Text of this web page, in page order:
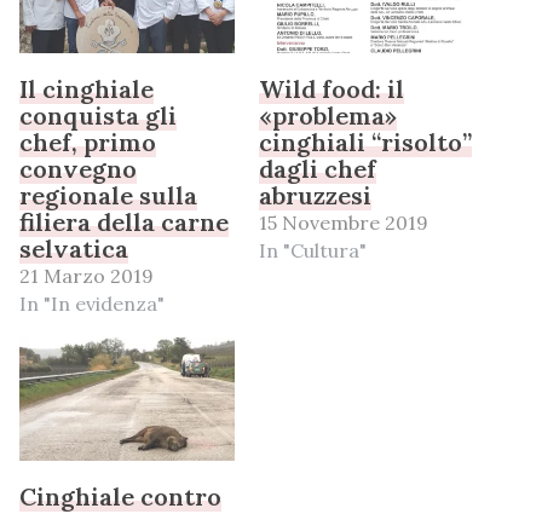
Il cinghiale
conquista gli
chef, primo
convegno
regionale sulla
filiera della carne
selvatica
21 Marzo 2019
In "In evidenza"
Wild food: il
«problema»
cinghiali “risolto”
dagli chef
abruzzesi
15 Novembre 2019
In "Cultura"
Cinghiale contro